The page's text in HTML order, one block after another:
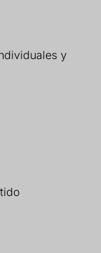
y